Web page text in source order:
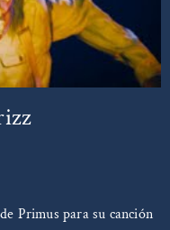
Primus para su canción